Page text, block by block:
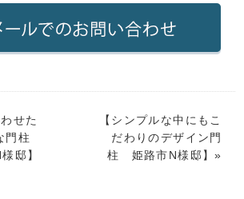
せた
門柱
邸 】
【 シンプルな中にもこ
だわりのデザイン門
柱 姫路市N様邸 】»